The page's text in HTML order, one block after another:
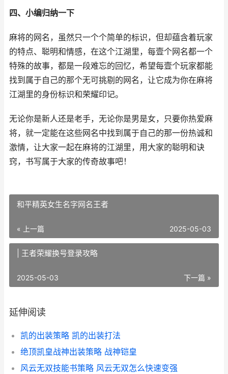
四、小编归纳一下
麻将的网名，虽然只一个个简单的标识，但却蕴含着玩家
的特点、聪明和情感，在这个江湖里，每壹个网名都一个
特殊的故事，都是一段难忘的回忆，希望每壹个玩家都能
找到属于自己的那个无可挑剔的网名，让它成为你在麻将
江湖里的身份标识和荣耀印记。
无论你是新人还是老手，无论你是男是女，只要你热爱麻
将，就一定能在这些网名中找到属于自己的那一份热诚和
激情，让大家一起在麻将的江湖里，用大家的聪明和诀
窍，书写属于大家的传奇故事吧！
和平精英女生名字网名王者
« 上一篇 2025-05-03
| 王者荣耀换号登录攻略
下一篇 »
2025-05-03
延伸阅读
凯的出装策略 凯的出装打法
绝顶凯皇战神出装策略 战神铠皇
风云无双技能书策略 风云无双怎么快速变强